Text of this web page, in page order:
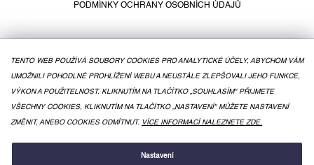
TENTO WEB POUŽÍVÁ SOUBORY COOKIES PRO ANALYTICKÉ ÚČELY, ABYCHOM VÁM
UMOŽNILI POHODLNÉ PROHLÍŽENÍ WEBU A NEUSTÁLE ZLEPŠOVALI JEHO FUNKCE,
VÝKON A POUŽITELNOST. KLIKNUTÍM NA TLAČÍTKO „SOUHLASÍM" PŘIJMETE
VŠECHNY COOKIES, KLIKNUTÍM NA TLAČÍTKO „NASTAVENÍ" MŮŽETE NASTAVENÍ
ZMĚNIT, ANEBO COOKIES ODMÍTNUT. VÍCE INFORMACÍ NALEZNETE ZDE.
Nastavení
PODMÍNKY OCHRANY OSOBNÍCH ÚDAJŮ
VYTVOŘIL SHOPTET